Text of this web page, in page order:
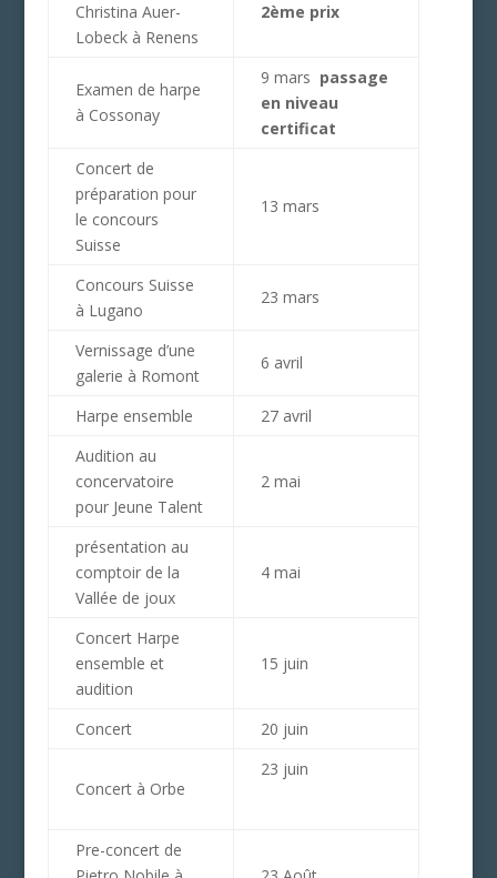
Christina Auer-
Lobeck à Renens
2ème prix
Examen de harpe
à Cossonay
9 mars passage
en niveau
certificat
Concert de
préparation pour
le concours
Suisse
13 mars
Concours Suisse
à Lugano
23 mars
Vernissage d’une
galerie à Romont
6 avril
Harpe ensemble
27 avril
Audition au
concervatoire
pour Jeune Talent
2 mai
présentation au
comptoir de la
Vallée de joux
4 mai
Concert Harpe
ensemble et
audition
15 juin
Concert 20 juin
Concert à Orbe
23 juin
Pre-concert de